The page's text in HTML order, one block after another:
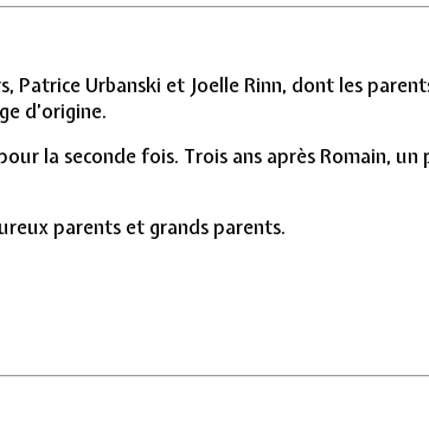
Urbanski et Joelle Rinn, dont les
d’origine.
la seconde fois. Trois ans après Romain,
parents et grands parents.